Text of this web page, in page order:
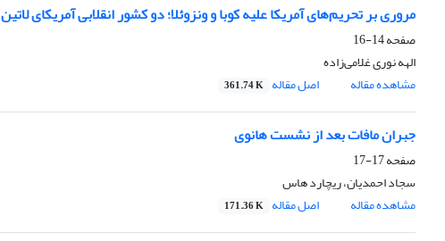
مروری بر تحریم‌های آمریکا علیه کوبا و ونزوئلا؛ دو کشور انقلابی آمریکای لاتین
صفحه14-16
الهه نوری غلامی‌زاده
مشاهده مقاله
اصل مقاله 361.74 K
جبران مافات بعد از نشست هانوی
صفحه17-17
سجاد احمدیان، ریچارد هاس
مشاهده مقاله
اصل مقاله 171.36 K